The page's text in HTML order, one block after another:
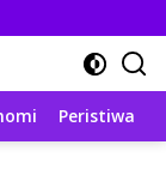
Peristiwa